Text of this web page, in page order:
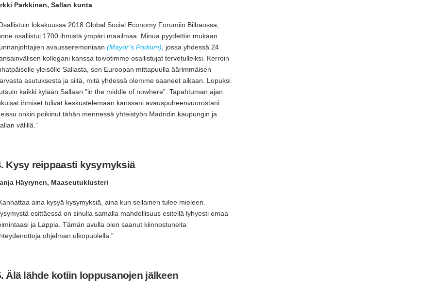
Parkkinen, Sallan kunta
lokakuussa 2018 Global Social Economy Forumiin Bilbaossa,
osallistui 1700 ihmistä ympäri maailmaa. Minua pyydettiin mukaan
avausseremoniaan (Mayor’s Podium) , jossa yhdessä 24
kollegani kanssa toivotimme osallistujat tervetulleiksi. Kerroin
yleisölle Sallasta, sen Euroopan mittapuulla äärimmäisen
asutuksesta ja siitä, mitä yhdessä olemme saaneet aikaan. Lopuksi
kaikki kylään Sallaan ”in the middle of nowhere”. Tapahtuman ajan
ihmiset tulivat keskustelemaan kanssani avauspuheenvuorostani.
onkin poikinut tähän mennessä yhteistyön Madridin kaupungin ja
välillä.”
Kysy reippaasti kysymyksiä
Häyrynen, Maaseutuklusteri
aina kysyä kysymyksiä, aina kun sellainen tulee mieleen.
esittäessä on sinulla samalla mahdollisuus esitellä lyhyesti omaa
ja Lappia. Tämän avulla olen saanut kiinnostuneita
ohjelman ulkopuolella.”
Älä lähde kotiin loppusanojen jälkeen